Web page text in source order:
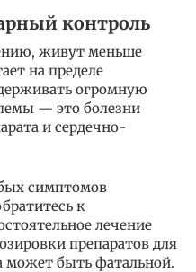
контроль
живут меньше
на пределе
огромную
— это болезни
и сердечно-
симптомов
к
лечение
препаратов для
быть фатальной.